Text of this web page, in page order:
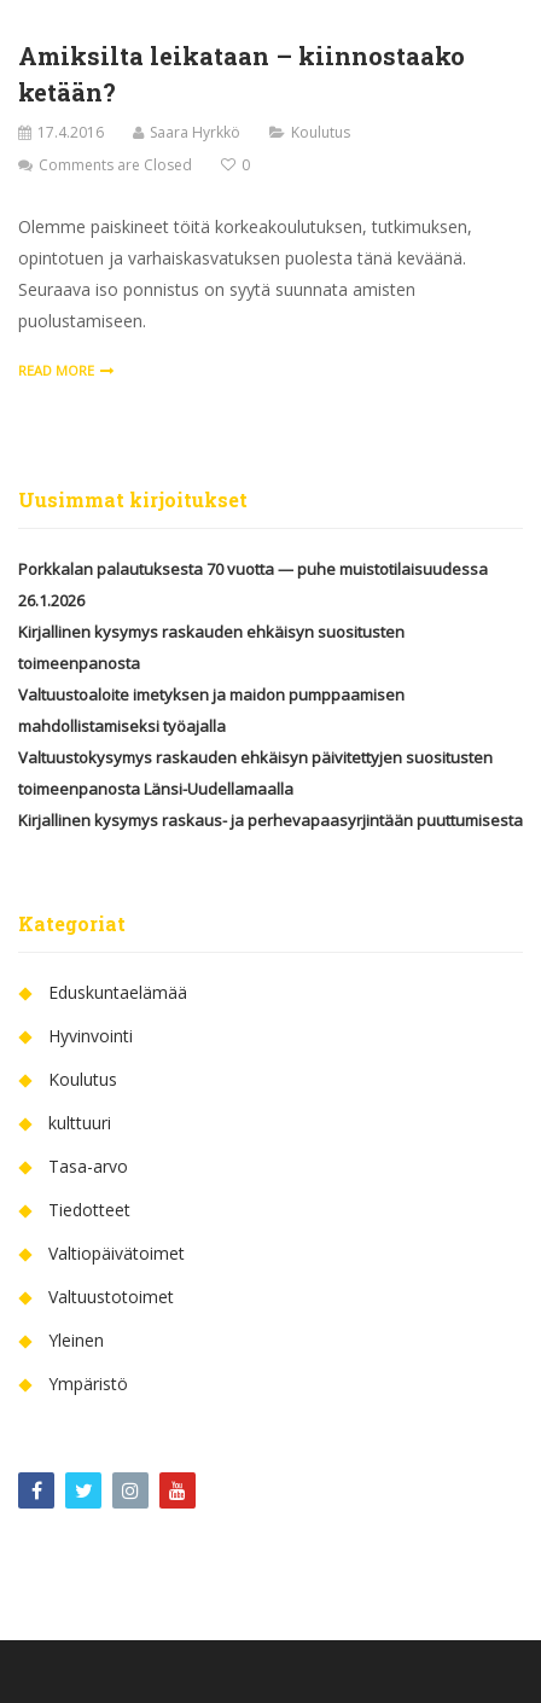
Amiksilta leikataan – kiinnostaako
ketään?
17.4.2016 Saara Hyrkkö
Koulutus
Comments are Closed
0
Olemme paiskineet töitä korkeakoulutuksen, tutkimuksen,
opintotuen ja varhaiskasvatuksen puolesta tänä keväänä.
Seuraava iso ponnistus on syytä suunnata amisten
puolustamiseen.
READ MORE
Uusimmat kirjoitukset
Porkkalan palautuksesta 70 vuotta — puhe muistotilaisuudessa
26.1.2026
Kirjallinen kysymys raskauden ehkäisyn suositusten
toimeenpanosta
Valtuustoaloite imetyksen ja maidon pumppaamisen
mahdollistamiseksi työajalla
Valtuustokysymys raskauden ehkäisyn päivitettyjen suositusten
toimeenpanosta Länsi-Uudellamaalla
Kirjallinen kysymys raskaus- ja perhevapaasyrjintään puuttumisesta
Kategoriat
Eduskuntaelämää
Hyvinvointi
Koulutus
kulttuuri
Tasa-arvo
Tiedotteet
Valtiopäivätoimet
Valtuustotoimet
Yleinen
Ympäristö